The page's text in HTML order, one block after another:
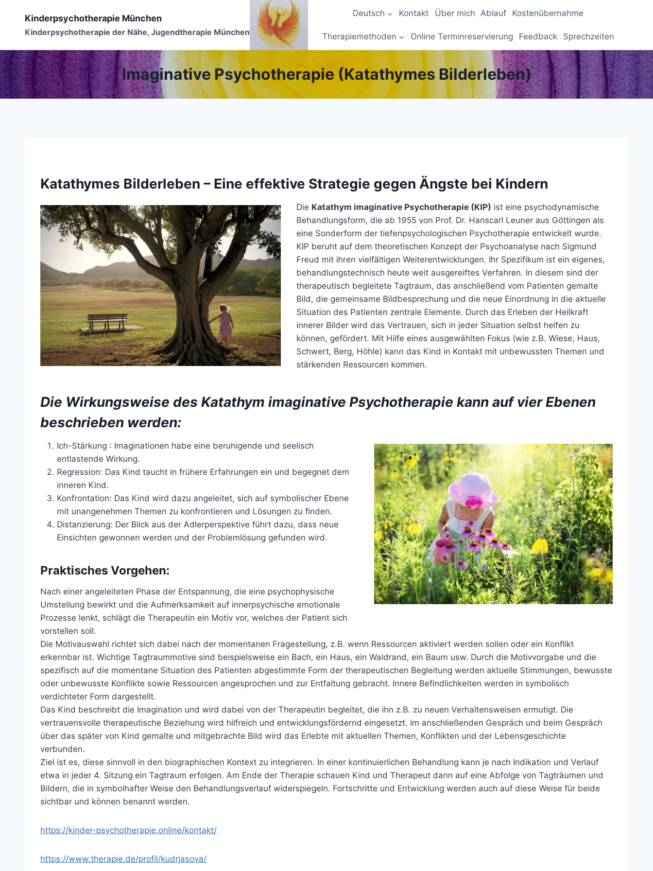
springen
Kinderpsychotherapie München
Kinderpsychotherapie der Nähe, Jugendtherapie München
Deutsch Kontakt Über mich Ablauf Kostenübernahme
Therapiemethoden Online Terminreservierung Feedback Sprechzeiten
Imaginative Psychotherapie (Katathymes Bilderleben)
Katathymes Bilderleben – Eine effektive Strategie gegen Ängste bei Kindern
Die Katathym imaginative Psychotherapie (KIP) ist eine psychodynamische
Behandlungsform, die ab 1955 von Prof. Dr. Hanscarl Leuner aus Göttingen als
eine Sonderform der tiefenpsychologischen Psychotherapie entwickelt wurde.
KIP beruht auf dem theoretischen Konzept der Psychoanalyse nach Sigmund
Freud mit ihren vielfältigen Weiterentwicklungen. Ihr Spezifikum ist ein eigenes,
behandlungstechnisch heute weit ausgereiftes Verfahren. In diesem sind der
therapeutisch begleitete Tagtraum, das anschließend vom Patienten gemalte
Bild, die gemeinsame Bildbesprechung und die neue Einordnung in die aktuelle
Situation des Patienten zentrale Elemente. Durch das Erleben der Heilkraft
innerer Bilder wird das Vertrauen, sich in jeder Situation selbst helfen zu
können, gefördert. Mit Hilfe eines ausgewählten Fokus (wie z.B. Wiese, Haus,
Schwert, Berg, Höhle) kann das Kind in Kontakt mit unbewussten Themen und
stärkenden Ressourcen kommen.
Die Wirkungsweise des Katathym imaginative Psychotherapie kann auf vier Ebenen
beschrieben werden:
Ich-Stärkung : Imaginationen habe eine beruhigende und seelisch
entlastende Wirkung.
Regression: Das Kind taucht in frühere Erfahrungen ein und begegnet dem
inneren Kind.
Konfrontation: Das Kind wird dazu angeleitet, sich auf symbolischer Ebene
mit unangenehmen Themen zu konfrontieren und Lösungen zu finden.
Distanzierung: Der Blick aus der Adlerperspektive führt dazu, dass neue
Einsichten gewonnen werden und der Problemlösung gefunden wird.
Praktisches Vorgehen:
Nach einer angeleiteten Phase der Entspannung, die eine psychophysische
Umstellung bewirkt und die Aufmerksamkeit auf innerpsychische emotionale
Prozesse lenkt, schlägt die Therapeutin ein Motiv vor, welches der Patient sich
vorstellen soll.
Die Motivauswahl richtet sich dabei nach der momentanen Fragestellung, z.B. wenn Ressourcen aktiviert werden sollen oder ein Konflikt
erkennbar ist. Wichtige Tagtraummotive sind beispielsweise ein Bach, ein Haus, ein Waldrand, ein Baum usw. Durch die Motivvorgabe und die
spezifisch auf die momentane Situation des Patienten abgestimmte Form der therapeutischen Begleitung werden aktuelle Stimmungen, bewusste
oder unbewusste Konflikte sowie Ressourcen angesprochen und zur Entfaltung gebracht. Innere Befindlichkeiten werden in symbolisch
verdichteter Form dargestellt.
Das Kind beschreibt die Imagination und wird dabei von der Therapeutin begleitet, die ihn z.B. zu neuen Verhaltensweisen ermutigt. Die
vertrauensvolle therapeutische Beziehung wird hilfreich und entwicklungsfördernd eingesetzt. Im anschließenden Gespräch und beim Gespräch
über das später von Kind gemalte und mitgebrachte Bild wird das Erlebte mit aktuellen Themen, Konflikten und der Lebensgeschichte
verbunden.
Ziel ist es, diese sinnvoll in den biographischen Kontext zu integrieren. In einer kontinuierlichen Behandlung kann je nach Indikation und Verlauf
etwa in jeder 4. Sitzung ein Tagtraum erfolgen. Am Ende der Therapie schauen Kind und Therapeut dann auf eine Abfolge von Tagträumen und
Bildern, die in symbolhafter Weise den Behandlungsverlauf widerspiegeln. Fortschritte und Entwicklung werden auch auf diese Weise für beide
sichtbar und können benannt werden.
https://kinder-psychotherapie.online/kontakt/
https://www.therapie.de/profil/kudrjasova/